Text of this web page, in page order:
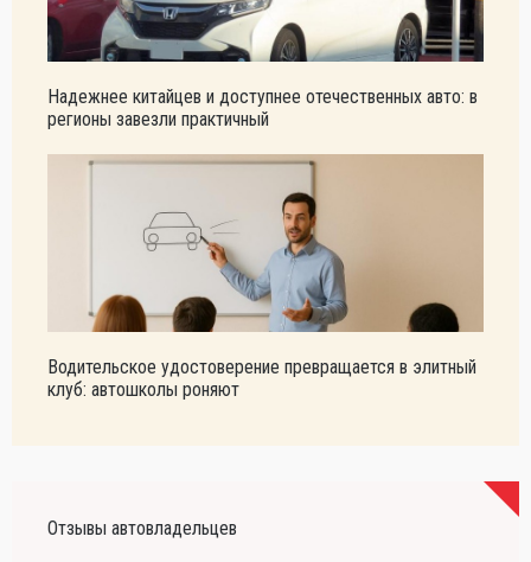
Надежнее китайцев и доступнее отечественных авто: в
регионы завезли практичный
Водительское удостоверение превращается в элитный
клуб: автошколы роняют
Отзывы автовладельцев